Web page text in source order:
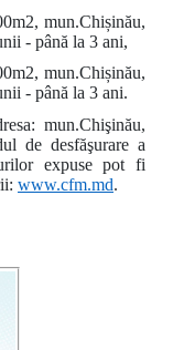
mun.Chișinău,
- până la 3 ani,
mun.Chișinău,
- până la 3 ani.
mun.Chişinău,
de desfăşurare a
expuse pot fi
www.cfm.md.